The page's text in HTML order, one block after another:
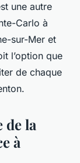
une autre
Carlo à
sur-Mer et
l’option que
de chaque
de la
à